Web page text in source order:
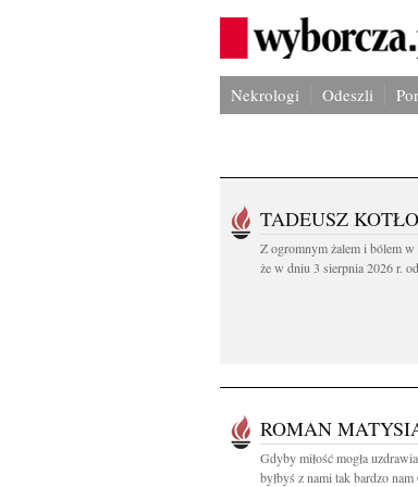
Nekrologi Odeszli
TADEUSZ
Z ogromnym żalem i bólem w
że w dniu 3 sierpnia 2026 r.
ROMAN
Gdyby miłość mogła
byłbyś z nami tak bardzo